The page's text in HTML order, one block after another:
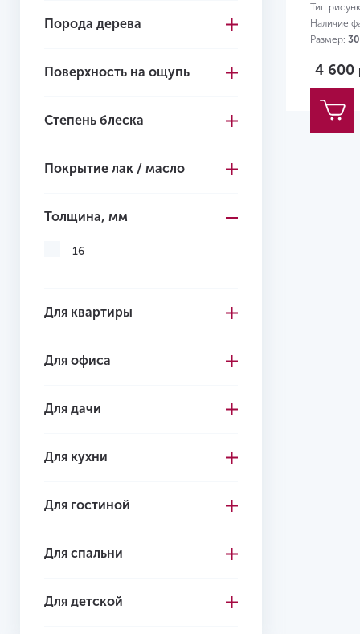
Порода дерева
Поверхность на ощупь
Степень блеска
Покрытие лак / масло
Толщина, мм
16
Для квартиры
Для офиса
Для дачи
Для кухни
Для гостиной
Для спальни
Для детской
Тип
Наличие
Размер:
4 600